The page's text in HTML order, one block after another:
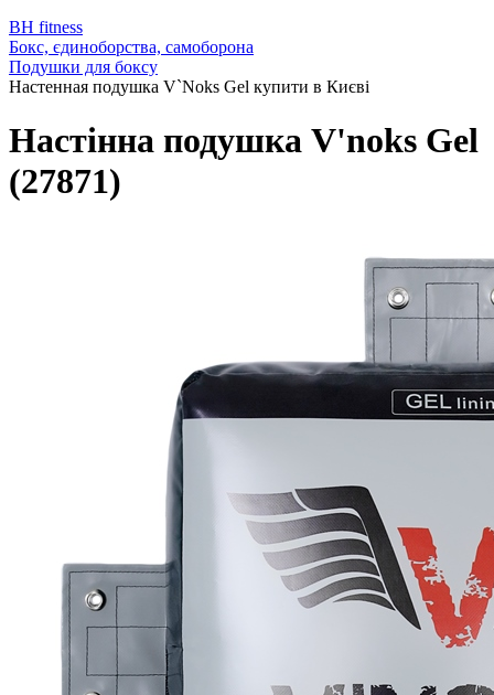
BH fitness
Бокс, єдиноборства, самоборона
Подушки для боксу
Настенная подушка V`Noks Gel купити в Києві
Настінна подушка V'noks Gel
(27871)